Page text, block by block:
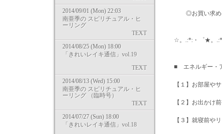
2014/09/01 (Mon) 22:03
南亜季の スピリチュアル・ヒ
ーリング
TEXT
2014/08/25 (Mon) 18:00
「きれいレイキ通信」vol.19
TEXT
2014/08/13 (Wed) 15:00
南亜季の スピリチュアル・ヒ
ーリング （臨時号）
TEXT
2014/07/27 (Sun) 18:00
「きれいレイキ通信」vol.18
◎お買い求めは
☆。.:*:・゜★。
■ エネルギー・
【１】お部屋や
【２】お出かけ
【３】就寝前やリ